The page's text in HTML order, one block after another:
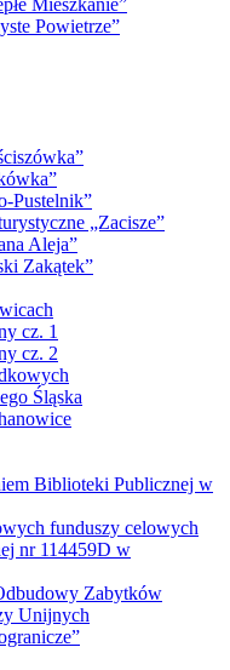
Mieszkanie”
Powietrze”
Pustelnik”
„Zacisze”
Aleja”
Zakątek”
cz. 1
cz. 2
Śląska
Biblioteki Publicznej w
funduszy celowych
nr 114459D w
Zabytków
Unijnych